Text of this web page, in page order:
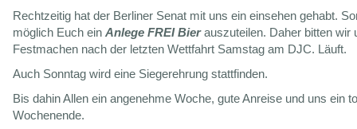
Rechtzeitig hat der Berliner Senat mit uns ein einsehen gehabt.
möglich Euch ein Anlege FREI Bierauszuteilen. Daher bitten wir
Festmachen nach der letzten Wettfahrt Samstag am DJC. Läuft.
Auch Sonntag wird eine Siegerehrung stattfinden.
Bis dahin Allen ein angenehme Woche, gute Anreise und uns ein
Wochenende.